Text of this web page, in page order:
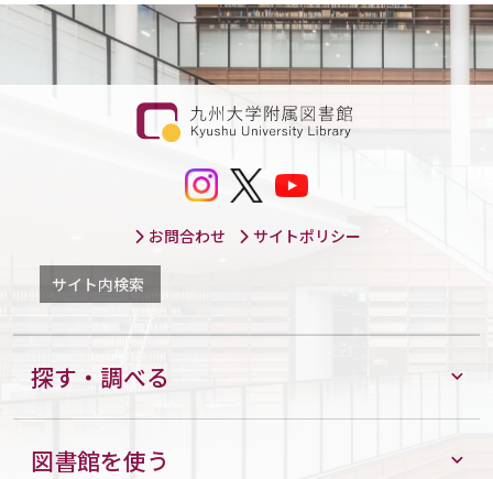
お問合わせ サイトポリシー
サイト内検索
探す・調べる
図書館を使う